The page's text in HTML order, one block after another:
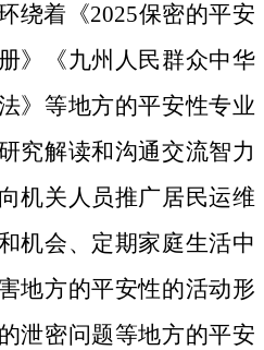
绕着《2025保密的平安
》《九州人民群众中华
》等地方的平安性专业
究解读和沟通交流智力
机关人员推广居民运维
机会、定期家庭生活中
地方的平安性的活动形
泄密问题等地方的平安